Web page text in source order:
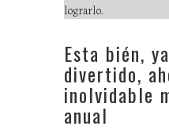
lograrlo.
Esta bién,
divertido,
inolvidable
anual